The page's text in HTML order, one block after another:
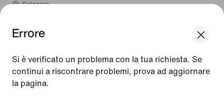
Update your location?
Svizzera
Errore
Si è verificato un problema con la tua richiesta. Se
continui a riscontrare problemi, prova ad aggiornare
la pagina.
Svizzera
©2026 Nike, Inc. Tutti i diritti riservati
Condizioni d'uso
Condizioni di vendita
Dati aziendali